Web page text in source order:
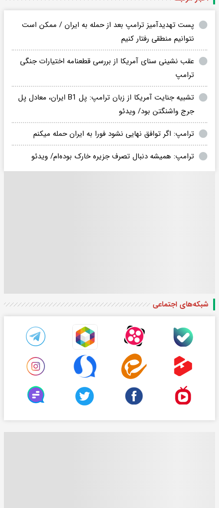
پست تهدیدآمیز ترامپ بعد از حمله به ایران / ممکن است
نتوانیم منطقی رفتار کنیم
عقب نشینی سنای آمریکا از بررسی قطعنامه اختیارات جنگی
ترامپ
تشبیه جنایت آمریکا از زبان ترامپ: پل B1 ایران، معادل پل
جرج واشنگتن بود/ ویدئو
ترامپ: اگر توافق نهایی نشود فورا به ایران حمله میکنم
ترامپ: همیشه دنبال تصرف جزیره خارک بوده‌ام/ ویدئو
شبکه‌های اجتماعی